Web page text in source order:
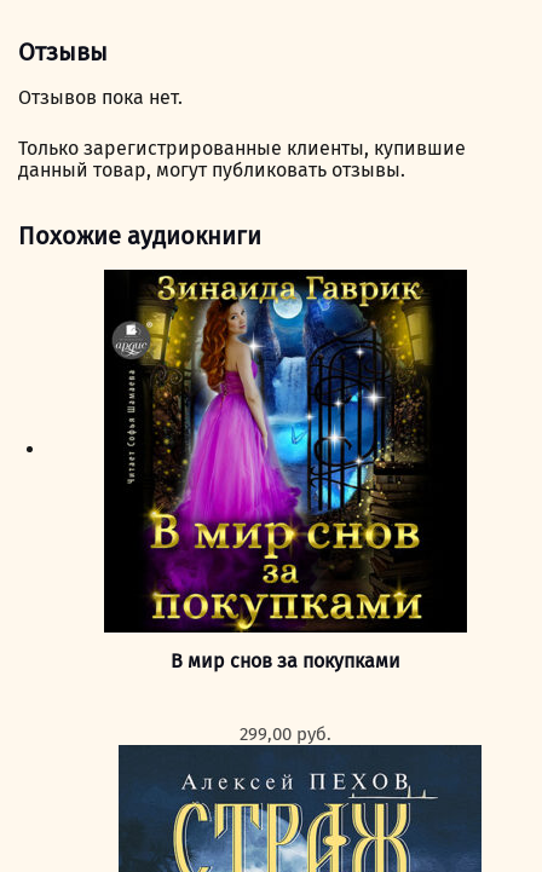
Отзывы
Отзывов пока нет.
Только зарегистрированные клиенты, купившие
данный товар, могут публиковать отзывы.
Похожие аудиокниги
В мир снов за покупками
299,00 руб.